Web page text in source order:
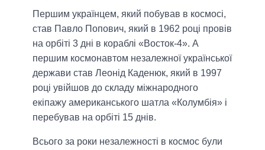
Першим українцем, який побував в космосі,
став Павло Попович, який в 1962 році провів
на орбіті 3 дні в кораблі «Восток-4». А
першим космонавтом незалежної української
держави став Леонід Каденюк, який в 1997
році увійшов до складу міжнародного
екіпажу американського шатла «Колумбія» і
перебував на орбіті 15 днів.
Всього за роки незалежності в космос були